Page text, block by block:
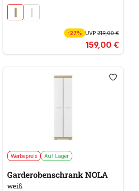
-27% UVP 219,00 €
159,00 €
Werbepreis Auf Lager
Garderobenschrank NOLA
weiß